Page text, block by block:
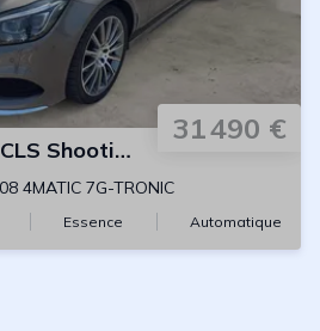
31 490 €
Shooting Brake
4MATIC 7G-TRONIC
Essence Automatique